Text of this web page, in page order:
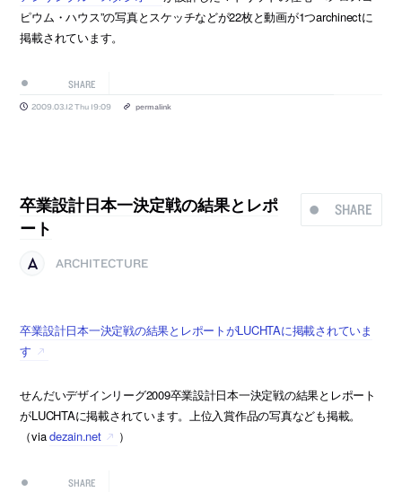
ピウム・ハウス”の写真とスケッチなどが22枚と動画が1つarchinectに
掲載されています。
SHARE
2009.03.12 Thu 19:09 permalink
SHARE
卒業設計日本一決定戦の結果とレポ
ート
ARCHITECTURE
卒業設計日本一決定戦の結果とレポートがLUCHTAに掲載されていま
す
せんだいデザインリーグ2009卒業設計日本一決定戦の結果とレポート
がLUCHTAに掲載されています。上位入賞作品の写真なども掲載。
（viadezain.net ）
SHARE